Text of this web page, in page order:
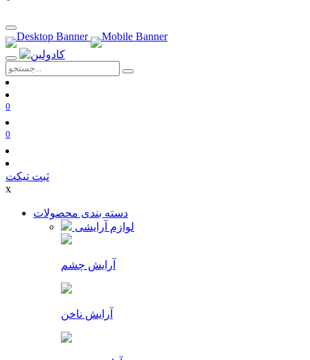
0
0
ثبت تیکت
x
دسته بندی محصولات
لوازم آرایشی
آرایش چشم
آرایش ناخن